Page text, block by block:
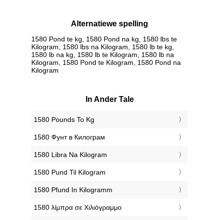
Alternatiewe spelling
1580 Pond te kg, 1580 Pond na kg, 1580 lbs te
Kilogram, 1580 lbs na Kilogram, 1580 lb te kg,
1580 lb na kg, 1580 lb te Kilogram, 1580 lb na
Kilogram, 1580 Pond te Kilogram, 1580 Pond na
Kilogram
In Ander Tale
‎1580 Pounds To Kg
‎1580 Фунт в Килограм
‎1580 Libra Na Kilogram
‎1580 Pund Til Kilogram
‎1580 Pfund In Kilogramm
‎1580 λίμπρα σε Χιλιόγραμμο